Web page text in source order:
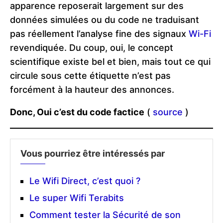
apparence reposerait largement sur des
données simulées ou du code ne traduisant
pas réellement l’analyse fine des signaux Wi-Fi
revendiquée. Du coup, oui, le concept
scientifique existe bel et bien, mais tout ce qui
circule sous cette étiquette n’est pas
forcément à la hauteur des annonces.
Donc, Oui c’est du code factice ( source )
Vous pourriez être intéressés par
Le Wifi Direct, c’est quoi ?
Le super Wifi Terabits
Comment tester la Sécurité de son